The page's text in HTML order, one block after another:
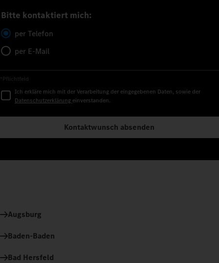
Bitte kontaktiert mich:
per Telefon
per E-Mail
*Pflichtfeld
Ich erkläre mich mit der Verarbeitung der eingegebenen Daten, sowie der
Datenschutzerklärung einverstanden.
Kontaktwunsch absenden
Augsburg
Baden-Baden
Bad Hersfeld